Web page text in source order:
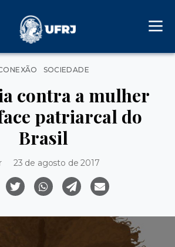
Categorias
SOCIEDADE
contra a mulher
patriarcal do
Brasil
23 de agosto de 2017